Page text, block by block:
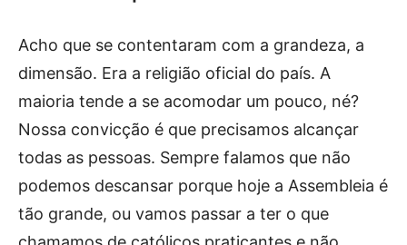
Acho que se contentaram com a grandeza, a
dimensão. Era a religião oficial do país. A
maioria tende a se acomodar um pouco, né?
Nossa convicção é que precisamos alcançar
todas as pessoas. Sempre falamos que não
podemos descansar porque hoje a Assembleia é
tão grande, ou vamos passar a ter o que